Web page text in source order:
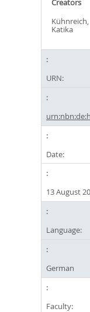
Creators
Kühnreich,
Katika
URN:
Date:
13 August
Language:
German
Faculty: